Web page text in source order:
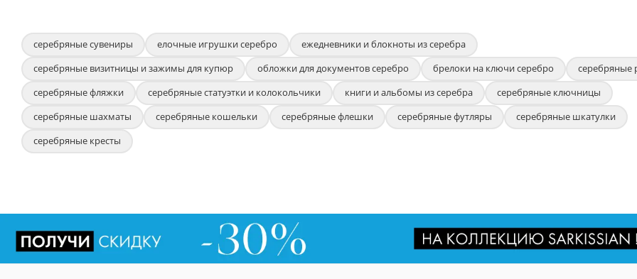
серебряные сувениры елочные игрушки серебро
ежедневники и блокноты из серебра
серебряные визитницы и зажимы для купюр
обложки для документов серебро брелоки на ключи серебро
серебряные
серебряные фляжки
серебряные статуэтки и колокольчики книги и альбомы из серебра
серебряные ключницы
серебряные шахматы
серебряные кошельки серебряные флешки серебряные футляры
серебряные шкатулки
серебряные кресты